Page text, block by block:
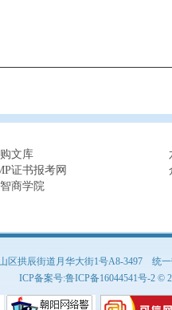
文库
证书报考网
商学院
区拱辰街道月华大街1号A8-3497 统
ICP备案号:鲁ICP备16044541号-2©